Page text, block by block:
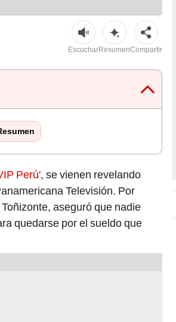
EscucharResumenCompartir
Perú', se vienen revelando
Televisión. Por
aseguró que nadie
quedarse por el sueldo que